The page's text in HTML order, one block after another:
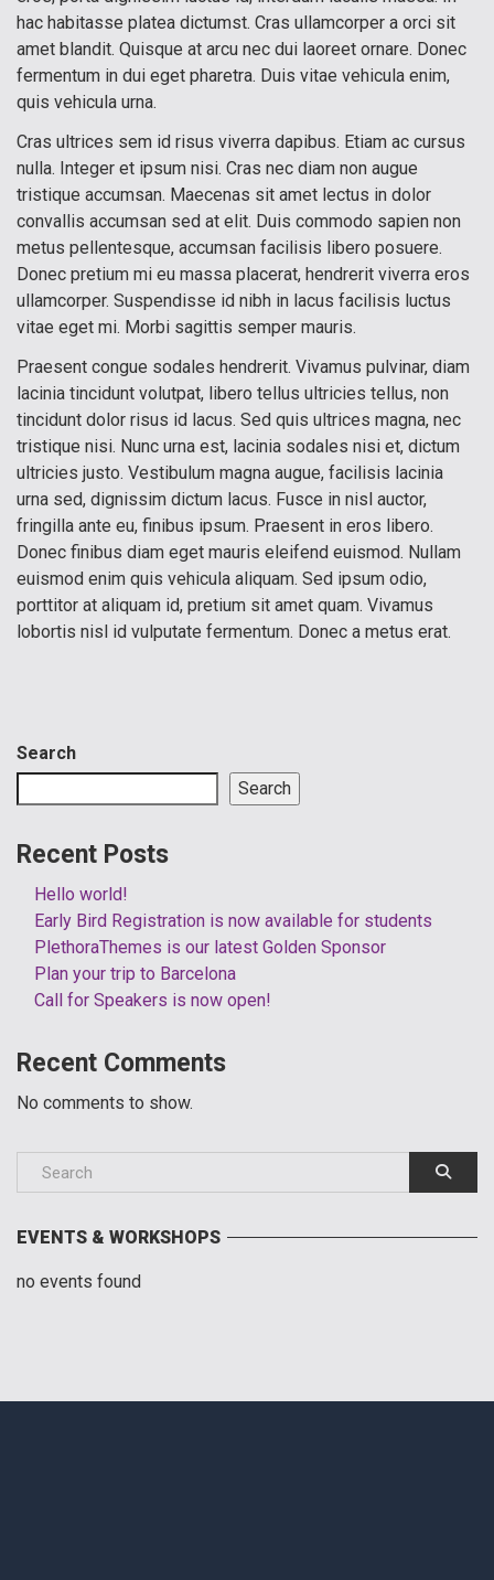
hac habitasse platea dictumst. Cras ullamcorper a orci sit
amet blandit. Quisque at arcu nec dui laoreet ornare. Donec
fermentum in dui eget pharetra. Duis vitae vehicula enim,
quis vehicula urna.
Cras ultrices sem id risus viverra dapibus. Etiam ac cursus
nulla. Integer et ipsum nisi. Cras nec diam non augue
tristique accumsan. Maecenas sit amet lectus in dolor
convallis accumsan sed at elit. Duis commodo sapien non
metus pellentesque, accumsan facilisis libero posuere.
Donec pretium mi eu massa placerat, hendrerit viverra eros
ullamcorper. Suspendisse id nibh in lacus facilisis luctus
vitae eget mi. Morbi sagittis semper mauris.
Praesent congue sodales hendrerit. Vivamus pulvinar, diam
lacinia tincidunt volutpat, libero tellus ultricies tellus, non
tincidunt dolor risus id lacus. Sed quis ultrices magna, nec
tristique nisi. Nunc urna est, lacinia sodales nisi et, dictum
ultricies justo. Vestibulum magna augue, facilisis lacinia
urna sed, dignissim dictum lacus. Fusce in nisl auctor,
fringilla ante eu, finibus ipsum. Praesent in eros libero.
Donec finibus diam eget mauris eleifend euismod. Nullam
euismod enim quis vehicula aliquam. Sed ipsum odio,
porttitor at aliquam id, pretium sit amet quam. Vivamus
lobortis nisl id vulputate fermentum. Donec a metus erat.
Search
Search
Recent Posts
Hello world!
Early Bird Registration is now available for students
PlethoraThemes is our latest Golden Sponsor
Plan your trip to Barcelona
Call for Speakers is now open!
Recent Comments
No comments to show.
EVENTS & WORKSHOPS
no events found